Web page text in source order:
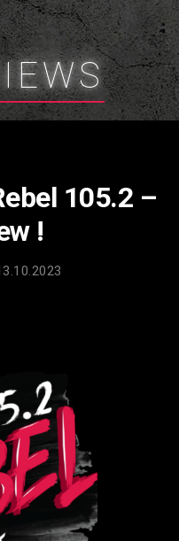
105.2 –
!